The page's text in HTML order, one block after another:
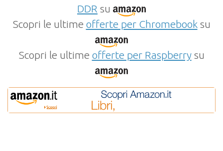
DDR su
Scopri le ultime offerte per Chromebooksu
Scopri le ultime offerte per Raspberrysu